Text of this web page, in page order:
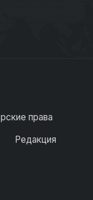
права
Редакция